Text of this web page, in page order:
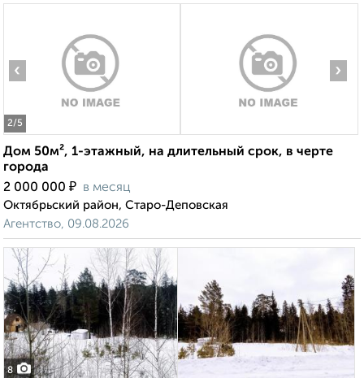
2/5
‹ ›
Дом 50м², 1-этажный, на длительный срок, в черте
города
2 000 000 ₽ в месяц
Октябрьский район, Старо-Деповская
Агентство, 09.08.2026
8